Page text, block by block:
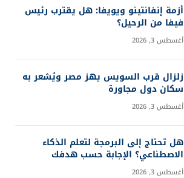
أزمة إنفانتينو ويويفا: هل يقترب رئيس
فيفا من الرحيل؟
أغسطس 3, 2026
زلزال قرب السويس يهز مصر ويُشعر به
سكان دول مجاورة
أغسطس 3, 2026
هل تحتاج إلى البرمجة لتعلم الذكاء
الاصطناعي؟ الإجابة حسب هدفك
أغسطس 3, 2026